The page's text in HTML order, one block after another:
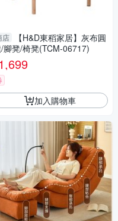
店
【H&D東稻家居】灰布圓
腳凳/椅凳(TCM-06717)
1,699
加入購物車